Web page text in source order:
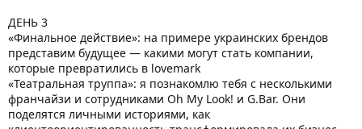
ДЕНЬ 3
«Финальное действие»: на примере украинских брендов
представим будущее — какими могут стать компании,
которые превратились в lovemark
«Театральная труппа»: я познакомлю тебя с несколькими
франчайзи и сотрудниками Oh My Look! и G.Bar. Они
поделятся личными историями, как